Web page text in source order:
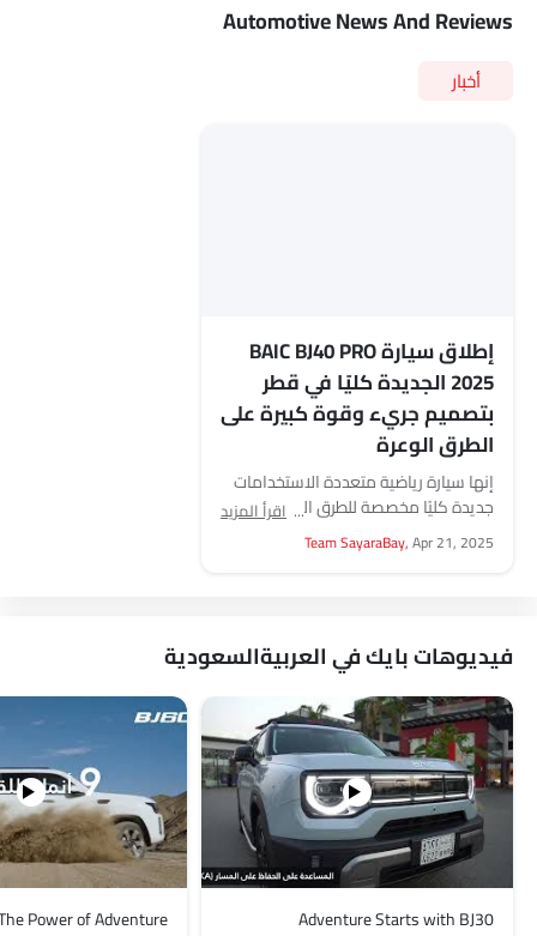
Automotive News And Reviews
أخبار
إطلاق سيارة BAIC BJ40 PRO
2025 الجديدة كليًا في قطر
بتصميم جريء وقوة كبيرة على
الطرق الوعرة
إنها سيارة رياضية متعددة الاستخدامات
جديدة كليًا مخصصة للطرق الوعرة
بتصميم قوي وتكنولوجيا جديدة وأداء
قوي في سيارات الدفع الرباعي....
اقرأ المزيد
Team SayaraBay,Apr 21, 2025
فيديوهات بايك في العربيةالسعودية
Adventure Starts with BJ30
Power of Adventure